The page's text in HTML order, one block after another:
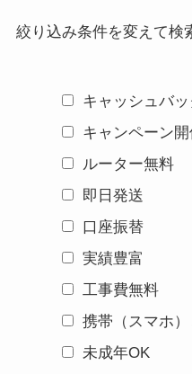
絞り込み条件を変えて検
キャッシュバッ
キャンペーン開
ルーター無料
即日発送
口座振替
実績豊富
工事費無料
携帯（スマホ）
未成年OK